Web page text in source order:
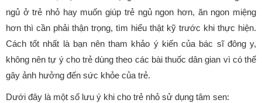
ngủ ở trẻ nhỏ hay muốn giúp trẻ ngủ ngon hơn, ăn ngon miệng
hơn thì cần phải thận trọng, tìm hiểu thật kỹ trước khi thực hiện.
Cách tốt nhất là bạn nên tham khảo ý kiến của bác sĩ đông y,
không nên tự ý cho trẻ dùng theo các bài thuốc dân gian vì có thể
gây ảnh hưởng đến sức khỏe của trẻ.
Dưới đây là một số lưu ý khi cho trẻ nhỏ sử dụng tâm sen: